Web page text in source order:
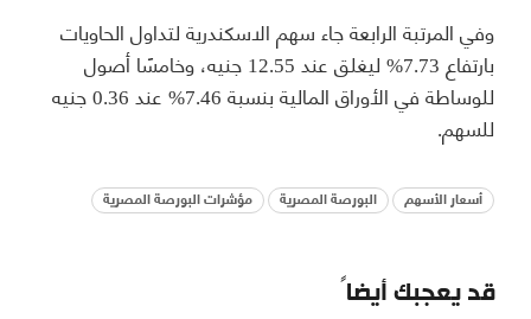
وفي المرتبة الرابعة جاء سهم الاسكندرية لتداول الحاويات
بارتفاع 7.73% ليغلق عند 12.55 جنيه، وخامسًا أصول
للوساطة في الأوراق المالية بنسبة 7.46% عند 0.36 جنيه
للسهم.
أسعار الأسهم البورصة المصرية مؤشرات البورصة المصرية
قد يعجبك أيضاً